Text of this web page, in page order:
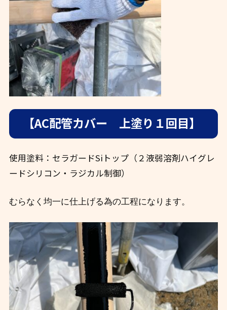
【AC配管カバー 上塗り１回目】
使用塗料：セラガードSiトップ（２液弱溶剤ハイグレ
ードシリコン・ラジカル制御）
むらなく均一に仕上げる為の工程になります。